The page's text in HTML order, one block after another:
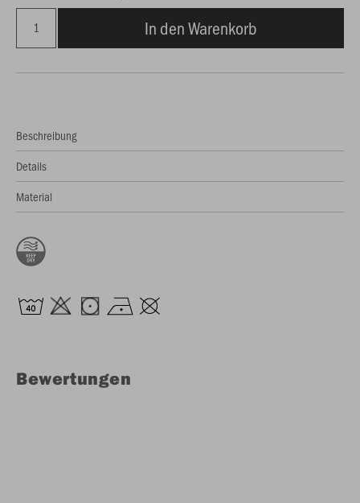
In den Warenkorb
Beschreibung
Details
Material
Bewertungen